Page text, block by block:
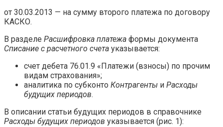
от 30.03.2013 — на сумму второго платежа по договору
КАСКО.
В разделе Расшифровка платежа формы документа
Списание с расчетного счета указывается:
счет дебета 76.01.9 «Платежи (взносы) по прочим
видам страхования»;
аналитика по субконто Контрагенты и Расходы
будущих периодов.
В описании статьи будущих периодов в справочнике
Расходы будущих периодов указывается (рис. 1):